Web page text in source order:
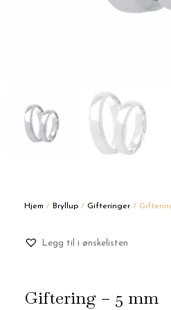
Hjem / Bryllup / Gifteringer /
Legg til i ønskelisten
Giftering – 5 mm